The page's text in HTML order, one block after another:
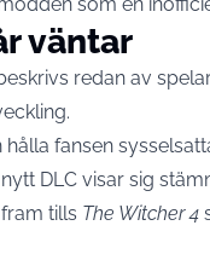
väntar
redan av
fansen
DLC visar sig
tills The Witcher 4